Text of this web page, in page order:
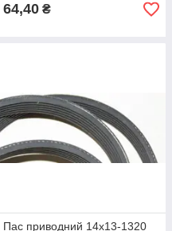
64,40 ₴
Пас приводний 14х13-1320